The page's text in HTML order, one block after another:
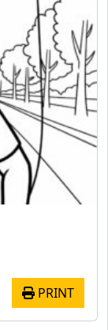
PRINT